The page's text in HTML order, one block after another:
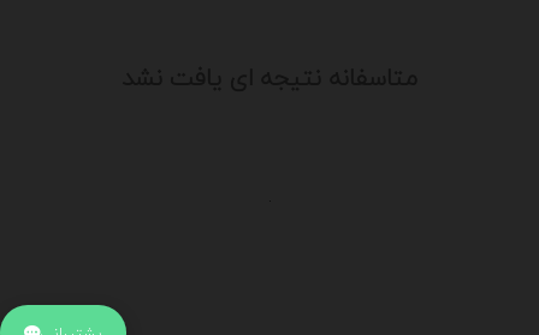
جهت ارتباط با پشتیبانی بر روی آیکن کنار صفحه سایت
.